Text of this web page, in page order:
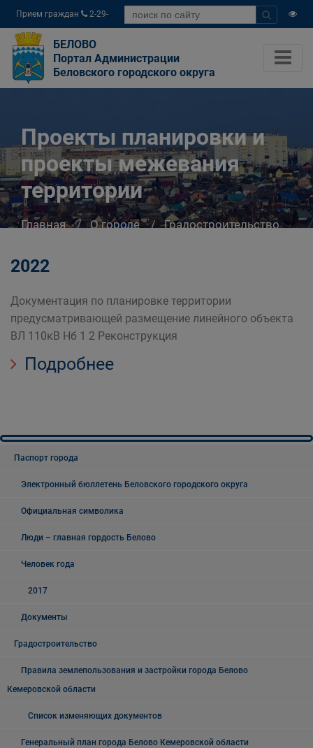
Прием граждан
2-29-
04
БЕЛОВО
Портал Администрации
Беловского городского округа
Проекты планировки и
проекты межевания
территории
Главная О городе
Градостроительство
территории
2022
Документация по планировке территории
предусматривающей размещение линейного объекта
ВЛ 110кВ Нб 1 2 Реконструкция
Подробнее
Паспорт города
Электронный бюллетень Беловского городского округа
Официальная символика
Люди – главная гордость Белово
Человек года
2017
Документы
Градостроительство
Правила землепользования и застройки города Белово
Кемеровской области
Список изменяющих документов
Генеральный план города Белово Кемеровской области